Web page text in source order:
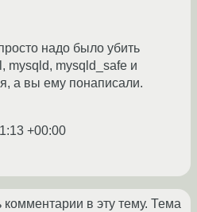
надо было убить
mysqld, mysqld_safe и
а вы ему понаписали.
+00:00
в эту тему. Тема